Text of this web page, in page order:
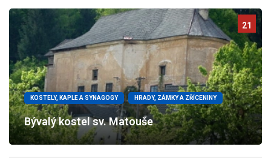
21
KOSTELY, KAPLE A SYNAGOGY HRADY, ZÁMKY A ZŘÍCENINY
Bývalý kostel sv. Matouše